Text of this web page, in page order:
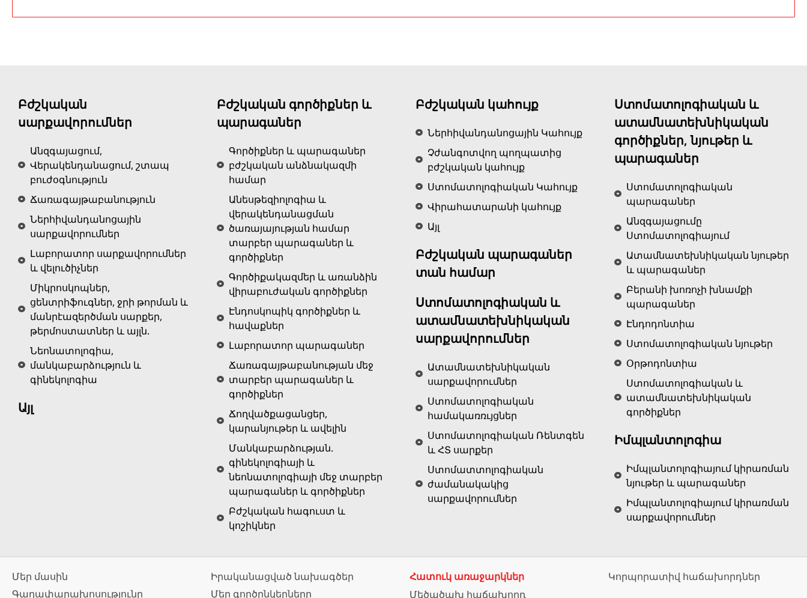
Բժշկական
սարքավորումներ
Անզգայացում,
Վերակենդանացում, շտապ
բուժօգնություն
Ճառագայթաբանություն
Ներհիվանդանոցային
սարքավորումներ
Լաբորատոր սարքավորումներ
և վելուծիչներ
Միկրոսկոպներ,
ցենտրիֆուգներ, ջրի թորման և
մանրէազերծման սարքեր,
թերմոստատներ և այլն.
Նեոնատոլոգիա,
մանկաբարձություն և
գինեկոլոգիա
Այլ
Բժշկական գործիքներ և
պարագաներ
Գործիքներ և պարագաներ
բժշկական անձնակազմի
համար
Անեսթեզիոլոգիա և
վերակենդանացման
ծառայայության համար
տարբեր պարագաներ և
գործիքներ
Գործիքակազմեր և առանձին
վիրաբուժական գործիքներ
Էնդոսկոպիկ գործիքներ և
հավաքներ
Լաբորատոր պարագաներ
Ճառագայթաբանության մեջ
տարբեր պարագաներ և
գործիքներ
Ճողվածքացանցեր,
կարանյութեր և ավելին
Մանկաբարձության.
գինեկոլոգիայի և
նեոնատոլոգիայի մեջ տարբեր
պարագաներ և գործիքներ
Բժշկական հագուստ և
կոշիկներ
Բժշկական կահույք
Ներհիվանդանոցային Կահույք
Չժանգոտվող պողպատից
բժշկական կահույք
Ստոմատոլոգիական Կահույք
Վիրահատարանի կահույք
Այլ
Բժշկական պարագաներ
տան համար
Ստոմատոլոգիական և
ատամնատեխնիկական
սարքավորումներ
Ատամնատեխնիկական
սարքավորումներ
Ստոմատոլոգիական
համակառռւյցներ
Ստոմատոլոգիական Ռենտգեն
և ՀՏ սարքեր
Ստոմատտոլոգիական
ժամանակակից
սարքավորումներ
Ստոմատոլոգիական և
ատամնատեխնիկական
գործիքներ, նյութեր և
պարագաներ
Ստոմատոլոգիական
պարագաներ
Անզգայացումը
Ստոմատոլոգիայում
Ատամնատեխնիկական նյութեր
և պարագաներ
Բերանի խոռոչի խնամքի
պարագաներ
Էնդոդոնտիա
Ստոմատոլոգիական նյութեր
Օրթոդոնտիա
Ստոմատոլոգիական և
ատամնատեխնիկական
գործիքներ
Իմպլանտոլոգիա
Իմպլանտոլոգիայում կիրառման
նյութեր և պարագաներ
Իմպլանտոլոգիայում կիրառման
սարքավորումներ
Մեր մասին
Գաղափարախոսությունը
Իրականացված նախագծեր
Մեր գործընկերները
Հատուկ առաջարկներ
Մեծածախ հաճախորդ
Կորպորատիվ հաճախորդներ
Միայն առցանց գնումների համար